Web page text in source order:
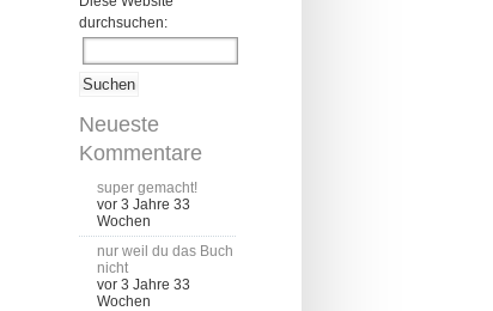
durchsuchen:
Neueste
Kommentare
super gemacht!
vor 3 Jahre 33
Wochen
nur weil du das Buch
nicht
vor 3 Jahre 33
Wochen